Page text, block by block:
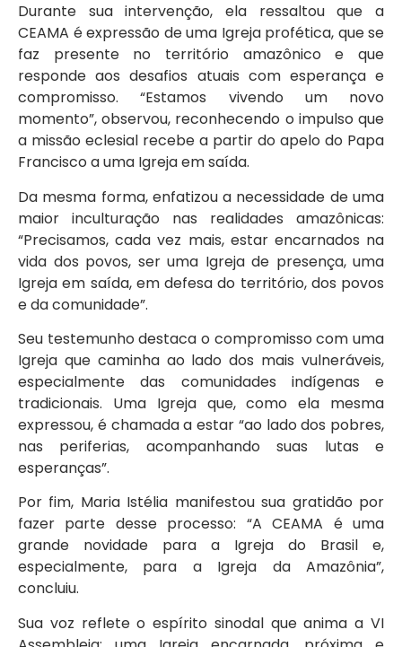
Durante sua intervenção, ela ressaltou que a
CEAMA é expressão de uma Igreja profética, que se
faz presente no território amazônico e que
responde aos desafios atuais com esperança e
compromisso. “Estamos vivendo um novo
momento”, observou, reconhecendo o impulso que
a missão eclesial recebe a partir do apelo do Papa
Francisco a uma Igreja em saída.
Da mesma forma, enfatizou a necessidade de uma
maior inculturação nas realidades amazônicas:
“Precisamos, cada vez mais, estar encarnados na
vida dos povos, ser uma Igreja de presença, uma
Igreja em saída, em defesa do território, dos povos
e da comunidade”.
Seu testemunho destaca o compromisso com uma
Igreja que caminha ao lado dos mais vulneráveis,
especialmente das comunidades indígenas e
tradicionais. Uma Igreja que, como ela mesma
expressou, é chamada a estar “ao lado dos pobres,
nas periferias, acompanhando suas lutas e
esperanças”.
Por fim, Maria Istélia manifestou sua gratidão por
fazer parte desse processo: “A CEAMA é uma
grande novidade para a Igreja do Brasil e,
especialmente, para a Igreja da Amazônia”,
concluiu.
Sua voz reflete o espírito sinodal que anima a VI